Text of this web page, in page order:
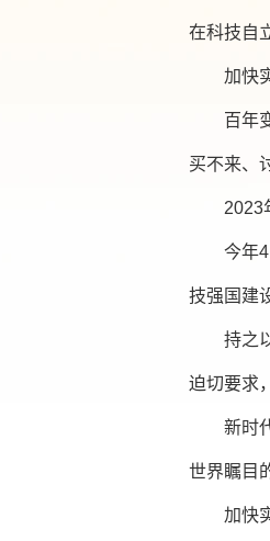
在科技自
加快
百年
买不来、
2023
今年
技强国建
持之
迫切要求
新时
世界瞩目
加快